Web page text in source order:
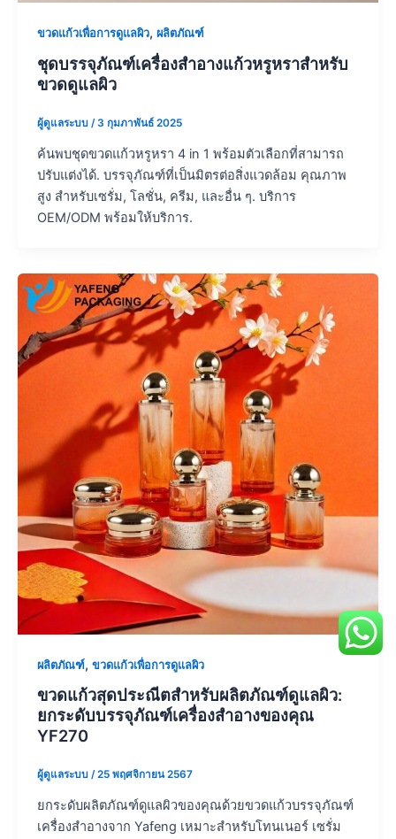
ขวดแก้วเพื่อการดูแลผิว, ผลิตภัณฑ์
ชุดบรรจุภัณฑ์เครื่องสำอางแก้วหรูหราสำหรับ
ขวดดูแลผิว
ผู้ดูแลระบบ /3 กุมภาพันธ์ 2025
ค้นพบชุดขวดแก้วหรูหรา 4 in 1 พร้อมตัวเลือกที่สามารถ
ปรับแต่งได้. บรรจุภัณฑ์ที่เป็นมิตรต่อสิ่งแวดล้อม คุณภาพ
สูง สำหรับเซรั่ม, โลชั่น, ครีม, และอื่น ๆ. บริการ
OEM/ODM พร้อมให้บริการ.
ผลิตภัณฑ์, ขวดแก้วเพื่อการดูแลผิว
ขวดแก้วสุดประณีตสำหรับผลิตภัณฑ์ดูแลผิว:
ยกระดับบรรจุภัณฑ์เครื่องสำอางของคุณ
YF270
ผู้ดูแลระบบ /25 พฤศจิกายน 2567
ยกระดับผลิตภัณฑ์ดูแลผิวของคุณด้วยขวดแก้วบรรจุภัณฑ์
เครื่องสำอางจาก Yafeng เหมาะสำหรับโทนเนอร์ เซรั่ม